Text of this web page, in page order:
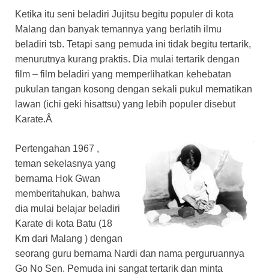
Ketika itu seni beladiri Jujitsu begitu populer di kota
Malang dan banyak temannya yang berlatih ilmu
beladiri tsb. Tetapi sang pemuda ini tidak begitu tertarik,
menurutnya kurang praktis. Dia mulai tertarik dengan
film – film beladiri yang memperlihatkan kehebatan
pukulan tangan kosong dengan sekali pukul mematikan
lawan (ichi geki hisattsu) yang lebih populer disebut
Karate.Â
Pertengahan 1967 ,
teman sekelasnya yang
bernama Hok Gwan
memberitahukan, bahwa
dia mulai belajar beladiri
Karate di kota Batu (18
Km dari Malang ) dengan
seorang guru bernama Nardi dan nama perguruannya
Go No Sen. Pemuda ini sangat tertarik dan minta